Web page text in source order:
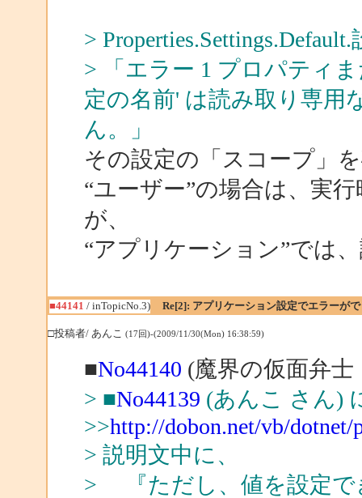
>
> 「エラー 1 プロパティま
定の名前' は読み取り専用
ん。」
その設定の「スコープ」
“ユーザー”の場合は、実
が、
“アプリケーション”では
■44141 / inTopicNo.3) Re[2]: アプリケーション設定でエラーが
□投稿者/ あんこ (17回)-(2009/11/30(Mon) 16:38:59)
■No44140 (魔界の仮面弁
> ■No44139 (あんこ さん)
>>http://dobon.net/vb/
> 説明文中に、
> 『ただし、値を設定で